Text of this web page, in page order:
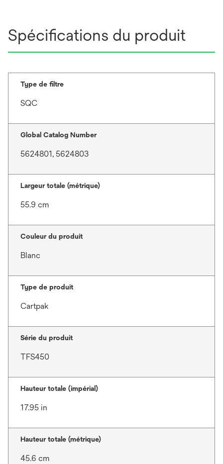
Spécifications du produit
Type de filtre
SQC
Global Catalog Number
5624801, 5624803
Largeur totale (métrique)
55.9 cm
Couleur du produit
Blanc
Type de produit
Cartpak
Série du produit
TFS450
Hauteur totale (impérial)
17.95 in
Hauteur totale (métrique)
45.6 cm